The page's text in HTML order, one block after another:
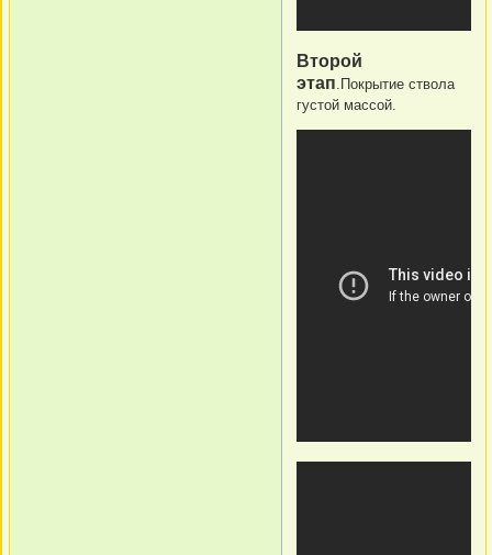
Второй
этап.Покрытие ствола
густой массой.